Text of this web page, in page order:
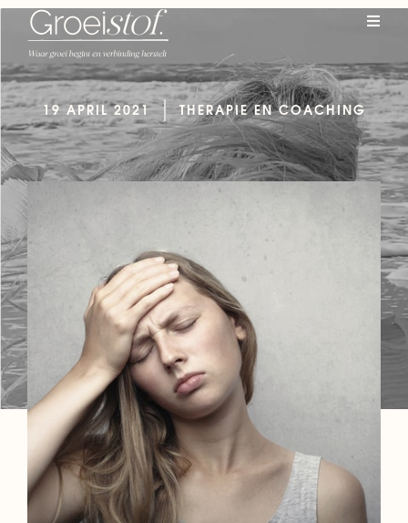
19 APRIL 2021 THERAPIE EN COACHING